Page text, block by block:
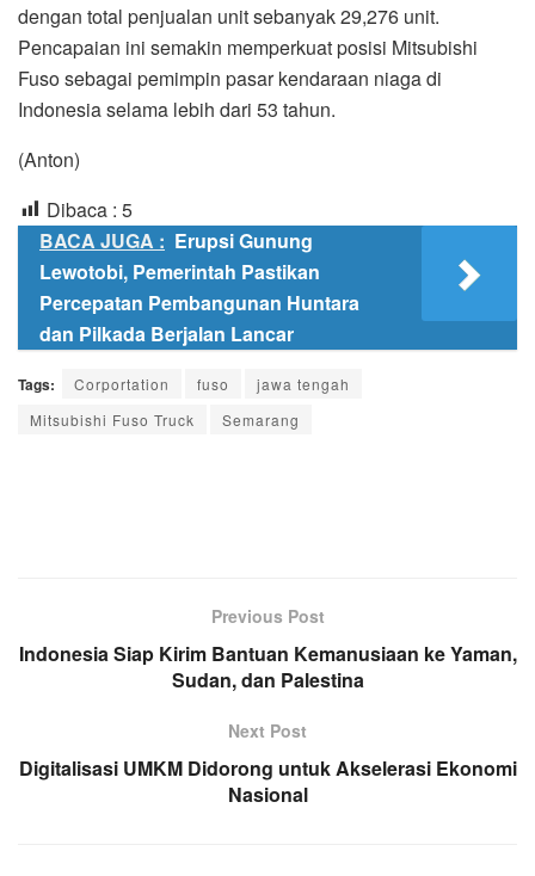
dengan total penjualan unit sebanyak 29,276 unit.
Pencapaian ini semakin memperkuat posisi Mitsubishi
Fuso sebagai pemimpin pasar kendaraan niaga di
Indonesia selama lebih dari 53 tahun.
(Anton)
Dibaca : 5
BACA JUGA : Erupsi Gunung
Lewotobi, Pemerintah Pastikan
Percepatan Pembangunan Huntara
dan Pilkada Berjalan Lancar
Tags: Corportation fuso
jawa tengah
Mitsubishi Fuso Truck
Semarang
Previous Post
Indonesia Siap Kirim Bantuan Kemanusiaan ke Yaman,
Sudan, dan Palestina
Next Post
Digitalisasi UMKM Didorong untuk Akselerasi Ekonomi
Nasional